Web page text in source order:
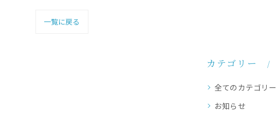
一覧に戻る
カテゴリー
全てのカテゴリー
お知らせ